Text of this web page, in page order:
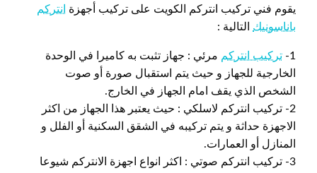
يقوم فني تركيب انتركم الكويت على تركيب أجهزة
انتركم
باناسونيك التالية :
1- تركيب انتركم مرئي : جهاز تثبت به كاميرا في الوحدة
الخارجية للجهاز و حيث يتم استقبال صورة أو صوت
الشخص الذي يقف امام الجهاز في الخارج.
2- تركيب انتركم لاسلكي : حيث يعتبر هذا الجهاز من اكثر
الاجهزة حداثة و يتم تركيبه في الشقق السكنية أو الفلل و
المنازل أو العمارات.
3- تركيب انتركم صوتي : اكثر انواع اجهزة الانتركم شيوعا